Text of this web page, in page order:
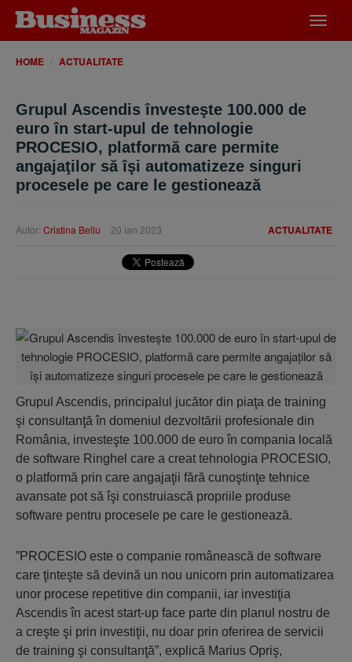
meniu
HOME ACTUALITATE
Grupul Ascendis învesteşte 100.000 de
euro în start-upul de tehnologie
PROCESIO, platformă care permite
angajaţilor să îşi automatizeze singuri
procesele pe care le gestionează
ACTUALITATE
Autor: Cristina Bellu 20 ian 2023
Grupul Ascendis, principalul jucător din piaţa de training
şi consultanţă în domeniul dezvoltării profesionale din
România, investeşte 100.000 de euro în compania locală
de software Ringhel care a creat tehnologia PROCESIO,
o platformă prin care angajaţii fără cunoştinţe tehnice
avansate pot să îşi construiască propriile produse
software pentru procesele pe care le gestionează.
”PROCESIO este o companie românească de software
care ţinteşte să devină un nou unicorn prin automatizarea
unor procese repetitive din companii, iar investiţia
Ascendis în acest start-up face parte din planul nostru de
a creşte şi prin investiţii, nu doar prin oferirea de servicii
de training şi consultanţă”, explică Marius Opriş,